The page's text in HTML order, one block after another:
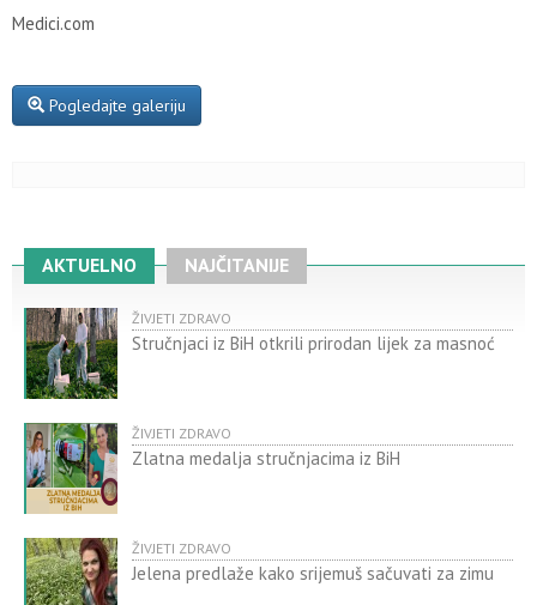
Medici.com
Pogledajte galeriju
AKTUELNO NAJČITANIJE
ŽIVJETI ZDRAVO
Stručnjaci iz BiH otkrili prirodan lijek za masnoć
ŽIVJETI ZDRAVO
Zlatna medalja stručnjacima iz BiH
ŽIVJETI ZDRAVO
Jelena predlaže kako srijemuš sačuvati za zimu